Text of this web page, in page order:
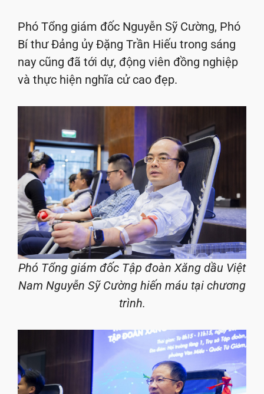
Phó Tổng giám đốc Nguyễn Sỹ Cường, Phó
Bí thư Đảng ủy Đặng Trần Hiếu trong sáng
nay cũng đã tới dự, động viên đồng nghiệp
và thực hiện nghĩa cử cao đẹp.
Phó Tổng giám đốc Tập đoàn Xăng dầu Việt
Nam Nguyễn Sỹ Cường hiến máu tại chương
trình.